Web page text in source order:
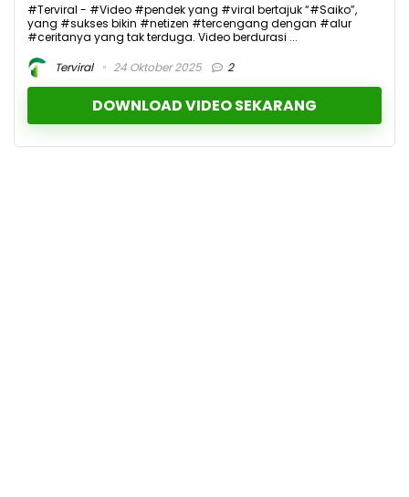
#Terviral - #Video #pendek yang #viral bertajuk “#Saiko”,
yang #sukses bikin #netizen #tercengang dengan #alur
#ceritanya yang tak terduga. Video berdurasi ...
Terviral
24 Oktober 2025 2
DOWNLOAD VIDEO SEKARANG